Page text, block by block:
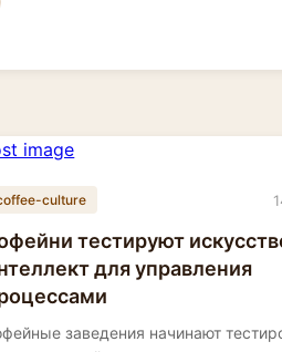
culture
тестируют
для управления
заведения начинают